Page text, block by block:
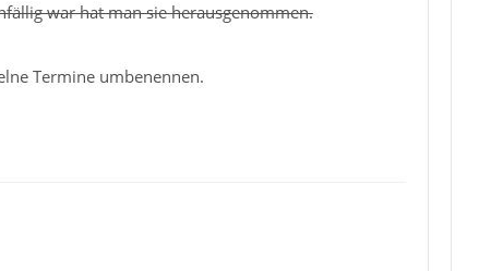
war hat man sie herausgenommen.
Termine umbenennen.